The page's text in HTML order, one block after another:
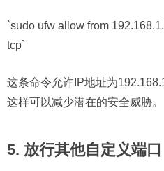
`sudo ufw allow from
tcp`
这条命令允许IP地址为
这样可以减少潜在的安全威胁。
5. 放行其他自定义端口